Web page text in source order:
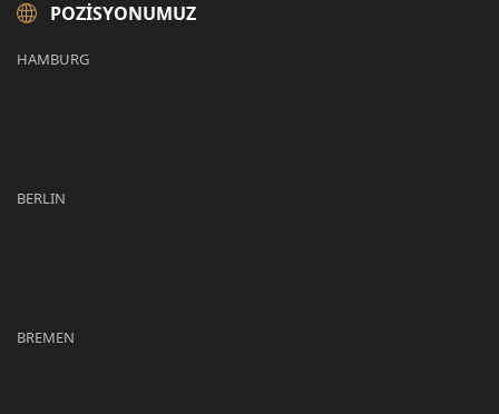
POZISYONUMUZ
HAMBURG
BERLIN
BREMEN